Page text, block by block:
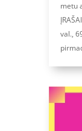
metu
val.,